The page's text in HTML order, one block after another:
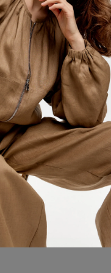
ТАБЛИЦА РАЗМЕРОВ
УСЛОВИЯ ДОСТАВКИ